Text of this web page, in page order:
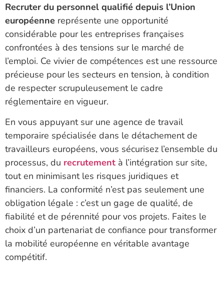
Recruter du personnel qualifié depuis l’Union
européenne représente une opportunité
considérable pour les entreprises françaises
confrontées à des tensions sur le marché de
l’emploi. Ce vivier de compétences est une ressource
précieuse pour les secteurs en tension, à condition
de respecter scrupuleusement le cadre
réglementaire en vigueur.
En vous appuyant sur une agence de travail
temporaire spécialisée dans le détachement de
travailleurs européens, vous sécurisez l’ensemble du
processus, du recrutement à l’intégration sur site,
tout en minimisant les risques juridiques et
financiers. La conformité n’est pas seulement une
obligation légale : c’est un gage de qualité, de
fiabilité et de pérennité pour vos projets. Faites le
choix d’un partenariat de confiance pour transformer
la mobilité européenne en véritable avantage
compétitif.